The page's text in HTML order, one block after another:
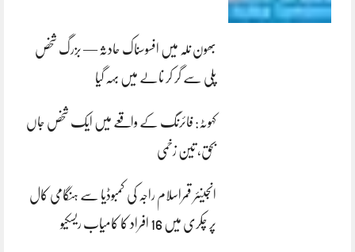
بھون نلہ میں افسوسناک حادثہ — بزرگ شخص
پلی سے گر کر نالے میں بہہ گیا
کہوٹہ: فائرنگ کے واقعے میں ایک شخص جاں
بحق، تین زخمی
انجینئر قمراسلام راجہ کی کمبوڈیا سے ہنگامی کال
پر چکری میں 16 افراد کا کامیاب ریسکیو